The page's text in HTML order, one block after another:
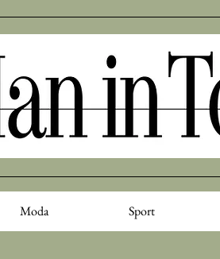
Moda Sport